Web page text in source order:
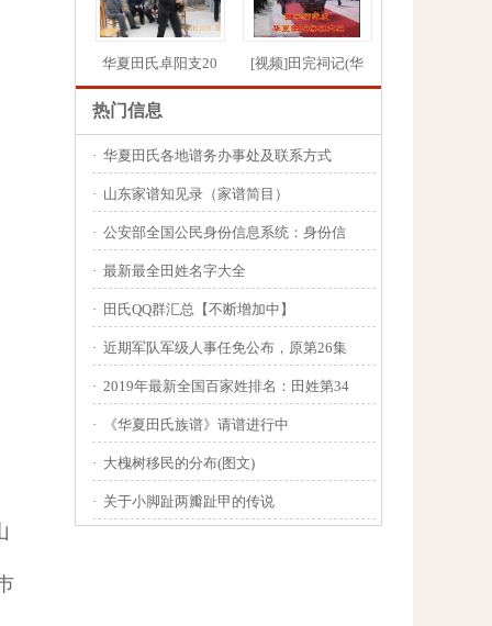
华夏田氏卓阳支20 [视频]田完祠记(华
热门信息
· 华夏田氏各地谱务办事处及联系方式
· 山东家谱知见录（家谱简目）
· 公安部全国公民身份信息系统：身份信
· 最新最全田姓名字大全
· 田氏QQ群汇总【不断增加中】
· 近期军队军级人事任免公布，原第26集
· 2019年最新全国百家姓排名：田姓第34
· 《华夏田氏族谱》请谱进行中
· 大槐树移民的分布(图文)
· 关于小脚趾两瓣趾甲的传说